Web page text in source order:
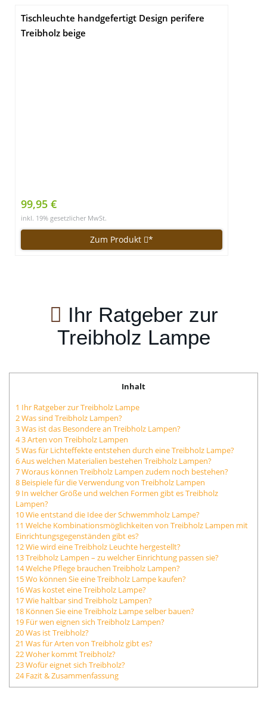
Tischleuchte handgefertigt Design perifere
Treibholz beige
99,95 €
inkl. 19% gesetzlicher MwSt.
Zum Produkt *
Ihr Ratgeber zur
Treibholz Lampe
Inhalt
1 Ihr Ratgeber zur Treibholz Lampe
2Was sind Treibholz Lampen?
3Was ist das Besondere an Treibholz Lampen?
43 Arten von Treibholz Lampen
5Was für Lichteffekte entstehen durch eine Treibholz Lampe?
6Aus welchen Materialien bestehen Treibholz Lampen?
7Woraus können Treibholz Lampen zudem noch bestehen?
8 Beispiele für die Verwendung von Treibholz Lampen
9 In welcher Größe und welchen Formen gibt es Treibholz
Lampen?
10Wie entstand die Idee der Schwemmholz Lampe?
11 Welche Kombinationsmöglichkeiten von Treibholz Lampen mit
Einrichtungsgegenständen gibt es?
12Wie wird eine Treibholz Leuchte hergestellt?
13Treibholz Lampen – zu welcher Einrichtung passen sie?
14Welche Pflege brauchen Treibholz Lampen?
15Wo können Sie eine Treibholz Lampe kaufen?
16Was kostet eine Treibholz Lampe?
17Wie haltbar sind Treibholz Lampen?
18 Können Sie eine Treibholz Lampe selber bauen?
19 Für wen eignen sich Treibholz Lampen?
20Was ist Treibholz?
21 Was für Arten von Treibholz gibt es?
22Woher kommt Treibholz?
23Wofür eignet sich Treibholz?
24Fazit & Zusammenfassung